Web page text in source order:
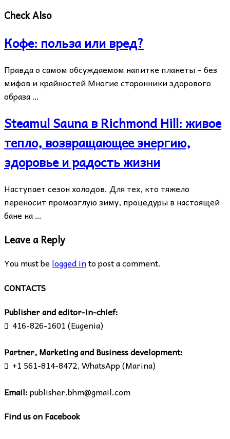
Check Also
Кофе: польза или вред?
Правда о самом обсуждаемом напитке планеты – без
мифов и крайностей Многие сторонники здорового
образа …
Steamul Sauna в Richmond Hill: живое
тепло, возвращающее энергию,
здоровье и радость жизни
Наступает сезон холодов. Для тех, кто тяжело
переносит промозглую зиму, процедуры в настоящей
бане на …
Leave a Reply
You must belogged into post a comment.
CONTACTS
Publisher and editor-in-chief:
 416-826-1601 (Eugenia)
Partner, Marketing and Business development:
 +1 561-814-8472, WhatsApp (Marina)
Email:publisher.bhm@gmail.com
Find us on Facebook